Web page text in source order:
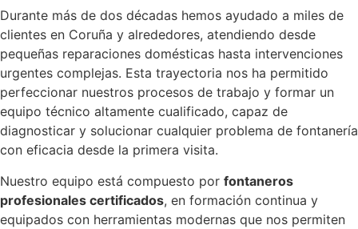
Durante más de dos décadas hemos ayudado a miles de
clientes en Coruña y alrededores, atendiendo desde
pequeñas reparaciones domésticas hasta intervenciones
urgentes complejas. Esta trayectoria nos ha permitido
perfeccionar nuestros procesos de trabajo y formar un
equipo técnico altamente cualificado, capaz de
diagnosticar y solucionar cualquier problema de fontanería
con eficacia desde la primera visita.
Nuestro equipo está compuesto por fontaneros
profesionales certificados, en formación continua y
equipados con herramientas modernas que nos permiten